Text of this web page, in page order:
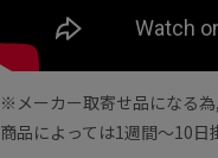
※メーカー取寄せ品になる
商品によっては1週間～10日